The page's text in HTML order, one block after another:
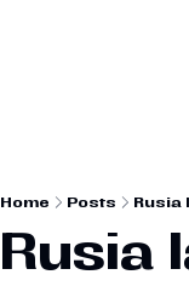
Home Posts Rusia
Rusia